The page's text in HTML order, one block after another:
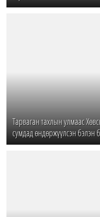
Тарваган тахлын улмаас
сумдад өндөржүүлсэн бэлэн